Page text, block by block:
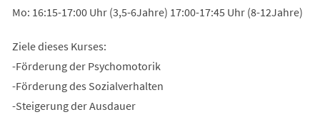
Mo: 16:15-17:00 Uhr (3,5-6Jahre) 17:00-17:45 Uhr (8-12Jahre)
Ziele dieses Kurses:
-Förderung der Psychomotorik
-Förderung des Sozialverhalten
-Steigerung der Ausdauer